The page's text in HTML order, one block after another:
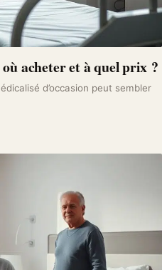
acheter et à quel prix ?
d’occasion peut sembler